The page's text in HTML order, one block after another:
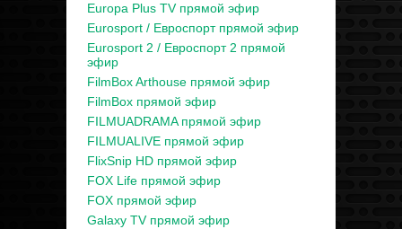
Europa Plus TV прямой эфир
Eurosport / Евроспорт прямой эфир
Eurosport 2 / Евроспорт 2 прямой
эфир
FilmBox Arthouse прямой эфир
FilmBox прямой эфир
FILMUADRAMA прямой эфир
FILMUALIVE прямой эфир
FlixSnip HD прямой эфир
FOX Life прямой эфир
FOX прямой эфир
Galaxy TV прямой эфир